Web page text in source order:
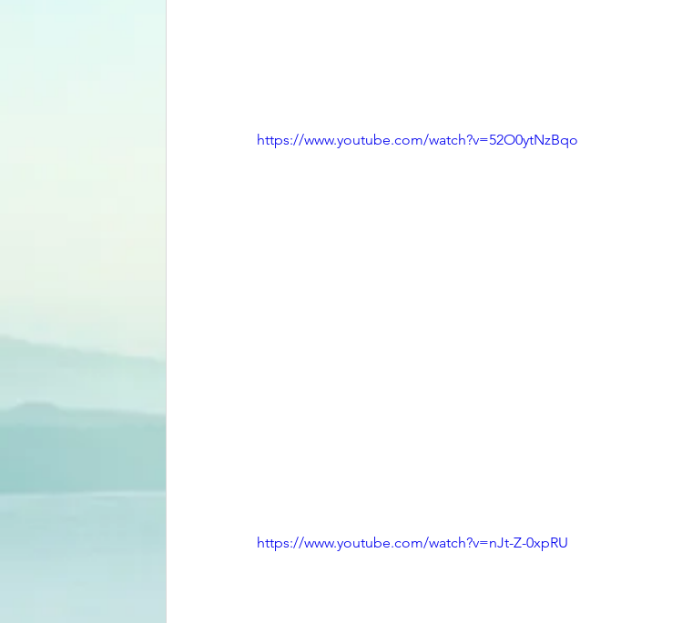
https://www.youtube.com/watch?v=52O0ytNzBqo
https://www.youtube.com/watch?v=nJt-Z-0xpRU